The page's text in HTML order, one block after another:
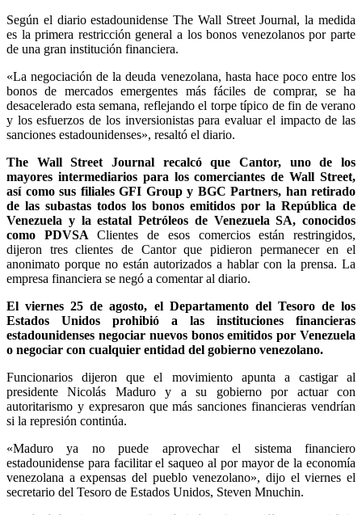
Según el diario estadounidense The Wall Street Journal, la medida
es la primera restricción general a los bonos venezolanos por parte
de una gran institución financiera.
«La negociación de la deuda venezolana, hasta hace poco entre los
bonos de mercados emergentes más fáciles de comprar, se ha
desacelerado esta semana, reflejando el torpe típico de fin de verano
y los esfuerzos de los inversionistas para evaluar el impacto de las
sanciones estadounidenses», resaltó el diario.
The Wall Street Journal recalcó que Cantor, uno de los
mayores intermediarios para los comerciantes de Wall Street,
así como sus filiales GFI Group y BGC Partners, han retirado
de las subastas todos los bonos emitidos por la República de
Venezuela y la estatal Petróleos de Venezuela SA, conocidos
como PDVSA Clientes de esos comercios están restringidos,
dijeron tres clientes de Cantor que pidieron permanecer en el
anonimato porque no están autorizados a hablar con la prensa. La
empresa financiera se negó a comentar al diario.
El viernes 25 de agosto, el Departamento del Tesoro de los
Estados Unidos prohibió a las instituciones financieras
estadounidenses negociar nuevos bonos emitidos por Venezuela
o negociar con cualquier entidad del gobierno venezolano.
Funcionarios dijeron que el movimiento apunta a castigar al
presidente Nicolás Maduro y a su gobierno por actuar con
autoritarismo y expresaron que más sanciones financieras vendrían
si la represión continúa.
«Maduro ya no puede aprovechar el sistema financiero
estadounidense para facilitar el saqueo al por mayor de la economía
venezolana a expensas del pueblo venezolano», dijo el viernes el
secretario del Tesoro de Estados Unidos, Steven Mnuchin.